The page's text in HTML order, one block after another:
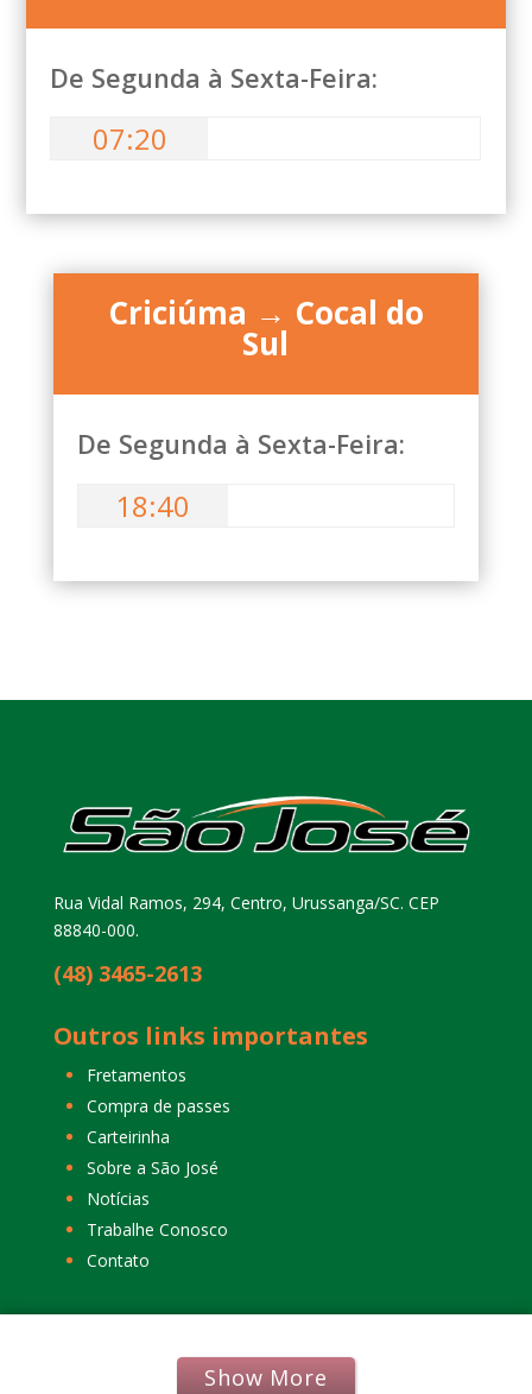
De Segunda à Sexta-Feira:
07:20
Criciúma → Cocal do
Sul
De Segunda à Sexta-Feira:
18:40
Rua Vidal Ramos, 294, Centro, Urussanga/SC. CEP
88840-000.
(48) 3465-2613
Outros links importantes
Fretamentos
Compra de passes
Carteirinha
Sobre a São José
Notícias
Trabalhe Conosco
Contato
Show More